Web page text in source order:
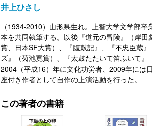
井上ひさし
（1934-2010）山形県生れ。上智大学文学部
本を共同執筆する。以後『道元の冒険』（岸
賞、日本SF大賞）、『腹鼓記』、『不忠臣蔵
ズ』（菊池寛賞）、『太鼓たたいて笛ふいて
2004（平成16）年に文化功労者、2009年には
座付き作者として自作の上演活動を行った。
この著者の書籍